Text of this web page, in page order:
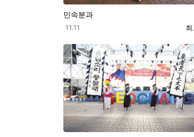
민속분과
등록일
11.11